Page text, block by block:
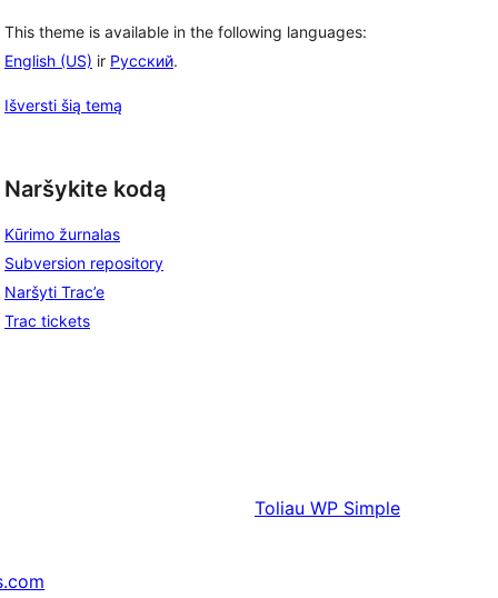
This theme is available in the following languages:
English (US) ir Русский.
Išversti šią temą
Naršykite kodą
Kūrimo žurnalas
Subversion repository
Naršyti Trac’e
Trac tickets
Toliau WP Simple